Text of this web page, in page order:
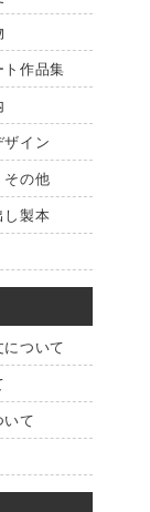
ト作品集
ザイン
その他
し製本
ついて
いて